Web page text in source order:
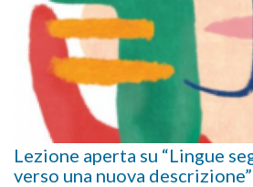
Lezione aperta su “Lingue
verso una nuova descrizione”